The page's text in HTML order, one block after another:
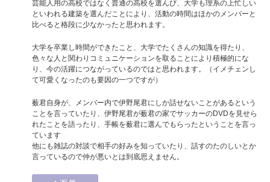
芸能人用の高校ではなく普通の高校を選んび、大学も理系の上忙しい
といわれる建築を選んだことにより、活動の時間はほかのメンバーと
比べると格段に少なかったと思われます。
大学を卒業し時間ができたこと、大学でたくさんの知識を得たり、
色々な人と関わりコミュニケーションを取ることにより積極的にな
り、今の活躍につながっているのではと思われます。（イメチェンし
て可愛くなったのも要因の一つですが）
薮君自身が、メンバー内で伊野尾君にしか話せないことがあるという
ことを言っていたり、伊野尾君が薮君の家でサッカーのDVDを見せら
れたことを語ったり、手帳を薮君に選んでもらったということを言っ
ています
他にも雑誌の対談で相手の好みを知っていたり、話すのたのしいとか
言っているので仲が悪いとは到底思えません。